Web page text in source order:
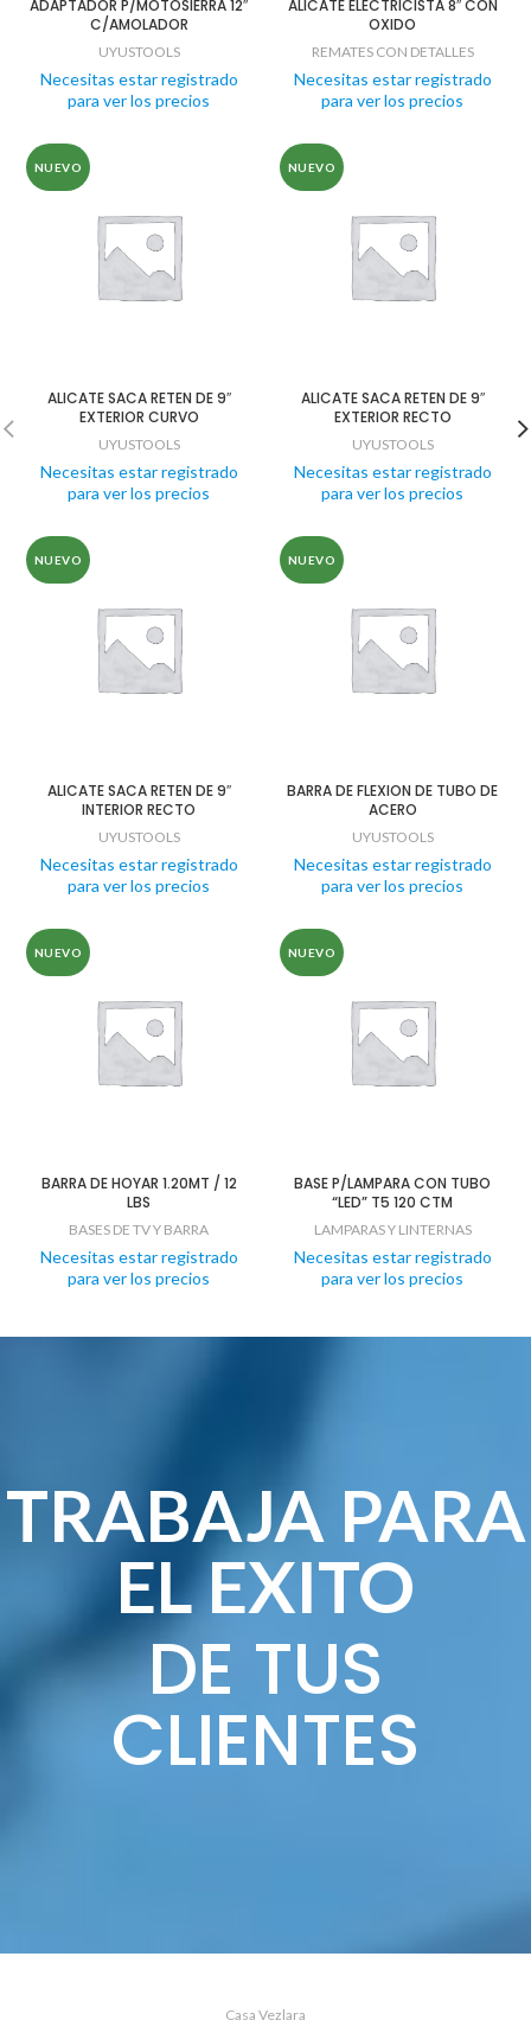
ADAPTADOR P/MOTOSIERRA 12″
C/AMOLADOR
UYUSTOOLS
Necesitas estar registrado
para ver los precios
ALICATE ELECTRICISTA 8″ CON
OXIDO
REMATES CON DETALLES
Necesitas estar registrado
para ver los precios
NUEVO
ALICATE SACA RETEN DE 9″
EXTERIOR CURVO
UYUSTOOLS
Necesitas estar registrado
para ver los precios
NUEVO
ALICATE SACA RETEN DE 9″
EXTERIOR RECTO
UYUSTOOLS
Necesitas estar registrado
para ver los precios
NUEVO
ALICATE SACA RETEN DE 9″
INTERIOR RECTO
UYUSTOOLS
Necesitas estar registrado
para ver los precios
NUEVO
BARRA DE FLEXION DE TUBO DE
ACERO
UYUSTOOLS
Necesitas estar registrado
para ver los precios
NUEVO
BARRA DE HOYAR 1.20MT / 12
LBS
BASES DE TV Y BARRA
Necesitas estar registrado
para ver los precios
NUEVO
BASE P/LAMPARA CON TUBO
“LED” T5 120 CTM
LAMPARAS Y LINTERNAS
Necesitas estar registrado
para ver los precios
TRABAJA PARA
EL EXITO
DE TUS
CLIENTES
Casa Vezlara